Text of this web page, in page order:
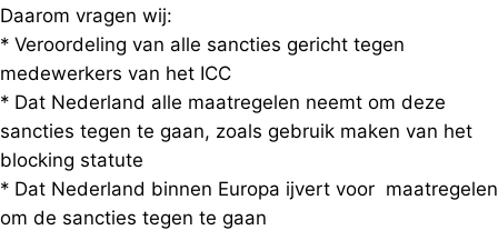
Daarom vragen wij:
* Veroordeling van alle sancties gericht tegen
medewerkers van het ICC
* Dat Nederland alle maatregelen neemt om deze
sancties tegen te gaan, zoals gebruik maken van het
blocking statute
* Dat Nederland binnen Europa ijvert voor maatregelen
om de sancties tegen te gaan